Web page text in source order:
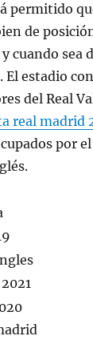
permitido
de
cuando sea
estadio
del Real
real madrid
por el